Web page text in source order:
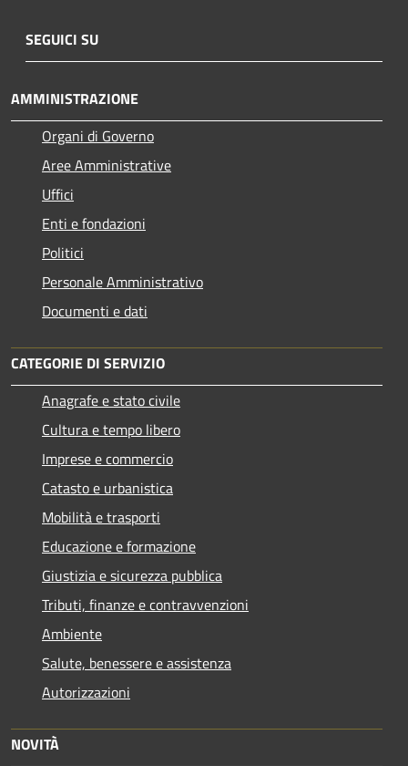
SEGUICI SU
AMMINISTRAZIONE
Organi di Governo
Aree Amministrative
Uffici
Enti e fondazioni
Politici
Personale Amministrativo
Documenti e dati
CATEGORIE DI SERVIZIO
Anagrafe e stato civile
Cultura e tempo libero
Imprese e commercio
Catasto e urbanistica
Mobilità e trasporti
Educazione e formazione
Giustizia e sicurezza pubblica
Tributi, finanze e contravvenzioni
Ambiente
Salute, benessere e assistenza
Autorizzazioni
NOVITÀ